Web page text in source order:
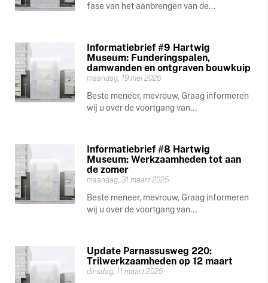
fase van het aanbrengen van de...
Informatiebrief #9 Hartwig
Museum: Funderingspalen,
damwanden en ontgraven bouwkuip
maandag, 19 mei 2025
Beste meneer, mevrouw, Graag informeren
wij u over de voortgang van...
Informatiebrief #8 Hartwig
Museum: Werkzaamheden tot aan
de zomer
maandag, 31 maart 2025
Beste meneer, mevrouw, Graag informeren
wij u over de voortgang van...
Update Parnassusweg 220:
Trilwerkzaamheden op 12 maart
dinsdag, 11 maart 2025